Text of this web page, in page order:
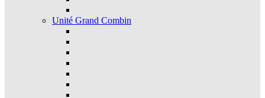
Unité Grand Combin